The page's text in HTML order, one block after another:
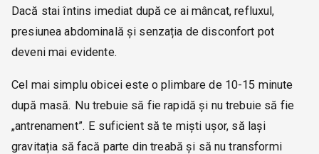
Dacă stai întins imediat după ce ai mâncat, refluxul,
presiunea abdominală și senzația de disconfort pot
deveni mai evidente.
Cel mai simplu obicei este o plimbare de 10-15 minute
după masă. Nu trebuie să fie rapidă și nu trebuie să fie
„antrenament”. E suficient să te miști ușor, să lași
gravitația să facă parte din treabă și să nu transformi